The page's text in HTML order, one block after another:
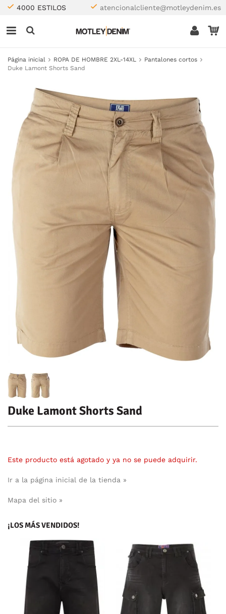
4000 ESTILOS atencionalcliente@motleydenim.es
Página inicial ROPA DE HOMBRE 2XL-14XL
Pantalones cortos
Duke Lamont Shorts Sand
Duke Lamont Shorts Sand
Este producto está agotado y ya no se puede adquirir.
Ir a la página inicial de la tienda »
Mapa del sitio »
¡LOS MÁS VENDIDOS!